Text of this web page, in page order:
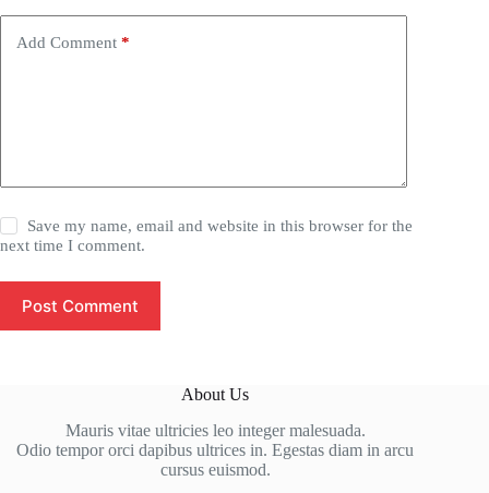
Add Comment *
Save my name, email and website in this browser for the
next time I comment.
Post Comment
About Us
Mauris vitae ultricies leo integer malesuada.
Odio tempor orci dapibus ultrices in. Egestas diam in arcu
cursus euismod.